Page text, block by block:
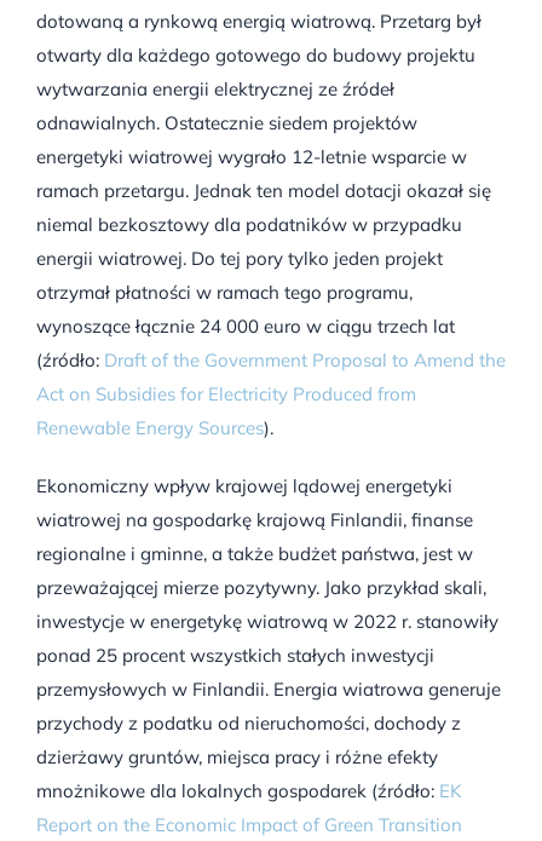
dotowaną a rynkową energią wiatrową. Przetarg był
otwarty dla każdego gotowego do budowy projektu
wytwarzania energii elektrycznej ze źródeł
odnawialnych. Ostatecznie siedem projektów
energetyki wiatrowej wygrało 12-letnie wsparcie w
ramach przetargu. Jednak ten model dotacji okazał się
niemal bezkosztowy dla podatników w przypadku
energii wiatrowej. Do tej pory tylko jeden projekt
otrzymał płatności w ramach tego programu,
wynoszące łącznie 24 000 euro w ciągu trzech lat
(źródło: Draft of the Government Proposal to Amend the
Act on Subsidies for Electricity Produced from
Renewable Energy Sources).
Ekonomiczny wpływ krajowej lądowej energetyki
wiatrowej na gospodarkę krajową Finlandii, finanse
regionalne i gminne, a także budżet państwa, jest w
przeważającej mierze pozytywny. Jako przykład skali,
inwestycje w energetykę wiatrową w 2022 r. stanowiły
ponad 25 procent wszystkich stałych inwestycji
przemysłowych w Finlandii. Energia wiatrowa generuje
przychody z podatku od nieruchomości, dochody z
dzierżawy gruntów, miejsca pracy i różne efekty
mnożnikowe dla lokalnych gospodarek (źródło: EK
Report on the Economic Impact of Green Transition